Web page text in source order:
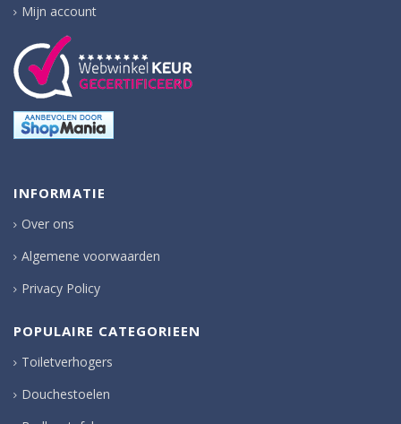
Mijn account
INFORMATIE
Over ons
Algemene voorwaarden
Privacy Policy
POPULAIRE CATEGORIEEN
Toiletverhogers
Douchestoelen